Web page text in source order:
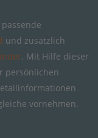
und zusätzlich
. Mit Hilfe dieser
persönlichen
vornehmen.